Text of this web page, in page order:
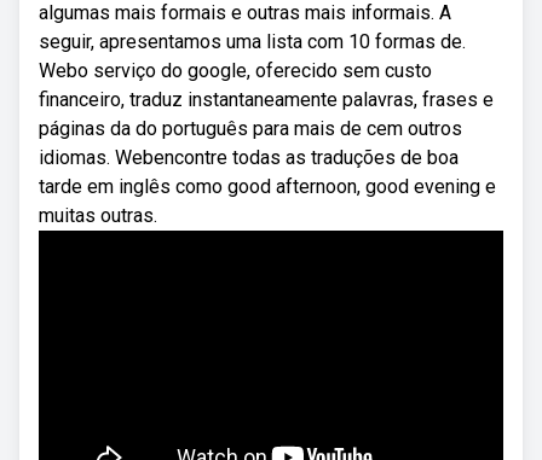
algumas mais formais e outras mais informais. A
seguir, apresentamos uma lista com 10 formas de.
Webo serviço do google, oferecido sem custo
financeiro, traduz instantaneamente palavras, frases e
páginas da do português para mais de cem outros
idiomas. Webencontre todas as traduções de boa
tarde em inglês como good afternoon, good evening e
muitas outras.